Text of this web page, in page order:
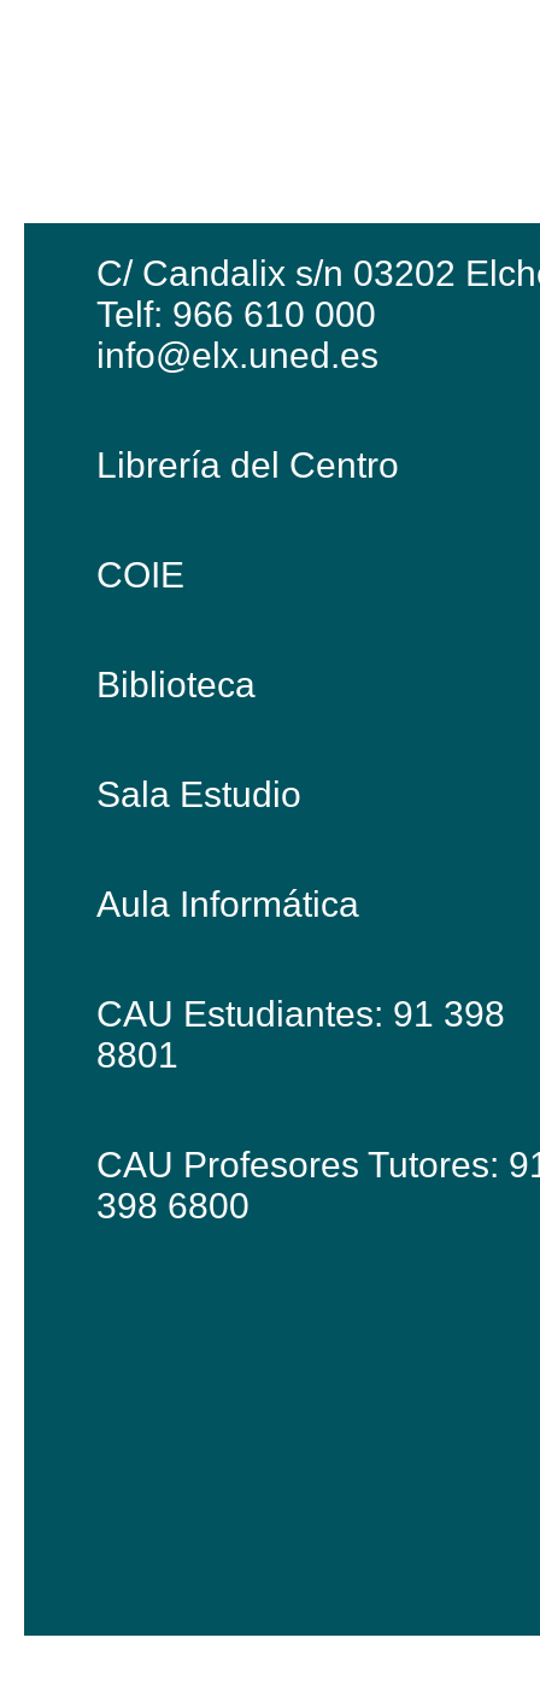
C/ Candalix s/n 03202
Telf: 966 610 000
info@elx.uned.es
Librería del Centro
COIE
Biblioteca
Sala Estudio
Aula Informática
CAU Estudiantes: 91 398
8801
CAU Profesores Tutores:
398 6800